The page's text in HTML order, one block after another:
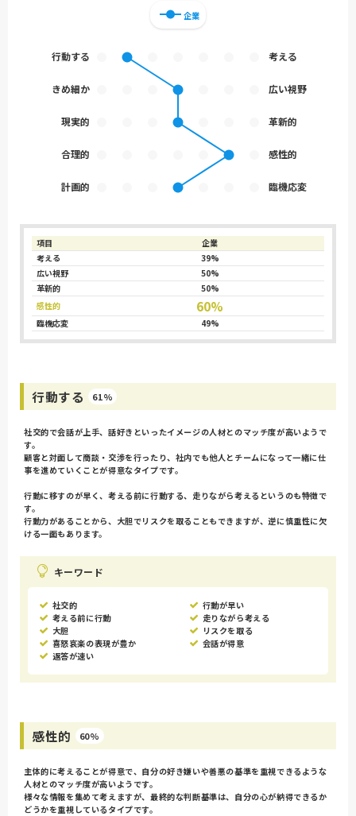
企業
行動する
きめ細か
現実的
合理的
計画的
考える
広い視野
革新的
感性的
臨機応変
項目
企業
考える
39%
広い視野
50%
革新的
50%
感性的
60%
臨機応変 49%
行動する 61%
社交的で会話が上手、話好きといったイメージの人材とのマッチ度が高いようで
す。
顧客と対面して商談・交渉を行ったり、社内でも他人とチームになって一緒に仕
事を進めていくことが得意なタイプです。
行動に移すのが早く、考える前に行動する、走りながら考えるというのも特徴で
す。
行動力があることから、大胆でリスクを取ることもできますが、逆に慎重性に欠
ける一面もあります。
キーワード
社交的
行動が早い
考える前に行動
走りながら考える
大胆
リスクを取る
喜怒哀楽の表現が豊か
会話が得意
返答が速い
感性的 60%
主体的に考えることが得意で、自分の好き嫌いや善悪の基準を重視できるような
人材とのマッチ度が高いようです。
様々な情報を集めて考えますが、最終的な判断基準は、自分の心が納得できるか
どうかを重視しているタイプです。